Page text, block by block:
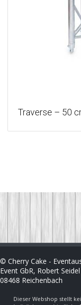
Traverse – 50
© Cherry Cake -
Event GbR, Robert
08468 Reichenbach
Dieser Webshop stellt